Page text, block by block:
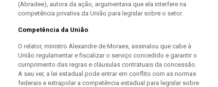
(Abradee), autora da ação, argumentava que ela interfere na
competência privativa da União para legislar sobre o setor.
Competência da União
O relator, ministro Alexandre de Moraes, assinalou que cabe à
União regulamentar e fiscalizar o serviço concedido e garantir o
cumprimento das regras e cláusulas contratuais da concessão.
A seu ver, a lei estadual pode entrar em conflito com as normas
federais e extrapolar a competência estadual para legislar sobre